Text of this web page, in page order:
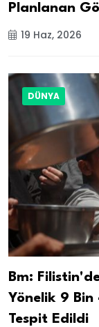
Planlanan
19 Haz, 2026
DÜNYA
Bm:
Yönelik 9 Bin
Tespit Edildi